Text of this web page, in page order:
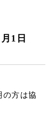
1日
方は協